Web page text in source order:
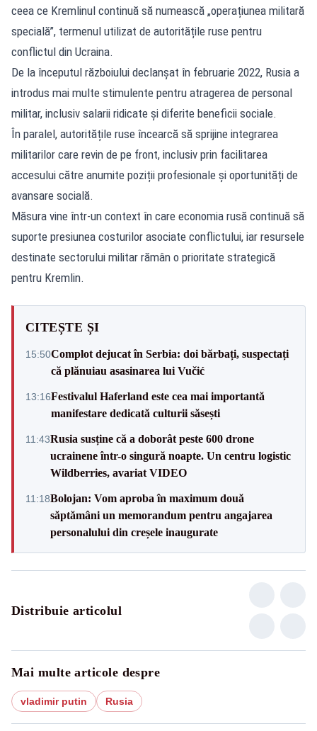
ceea ce Kremlinul continuă să numească „operațiunea militară
specială”, termenul utilizat de autoritățile ruse pentru
conflictul din Ucraina.
De la începutul războiului declanșat în februarie 2022, Rusia a
introdus mai multe stimulente pentru atragerea de personal
militar, inclusiv salarii ridicate și diferite beneficii sociale.
În paralel, autoritățile ruse încearcă să sprijine integrarea
militarilor care revin de pe front, inclusiv prin facilitarea
accesului către anumite poziții profesionale și oportunități de
avansare socială.
Măsura vine într-un context în care economia rusă continuă să
suporte presiunea costurilor asociate conflictului, iar resursele
destinate sectorului militar rămân o prioritate strategică
pentru Kremlin.
CITEȘTE ȘI
15:50Complot dejucat în Serbia: doi bărbați, suspectați
că plănuiau asasinarea lui Vučić
13:16Festivalul Haferland este cea mai importantă
manifestare dedicată culturii săsești
11:43Rusia susține că a doborât peste 600 drone
ucrainene într-o singură noapte. Un centru logistic
Wildberries, avariat VIDEO
11:18Bolojan: Vom aproba în maximum două
săptămâni un memorandum pentru angajarea
personalului din creșele inaugurate
Distribuie articolul
Mai multe articole despre
vladimir putin Rusia